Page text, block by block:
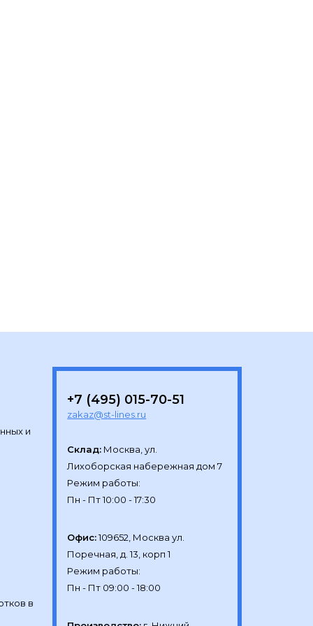
и
+7 (495) 015-70-51
zakaz@st-lines.ru
Склад: Москва, ул.
Лихоборская набережная дом 7
Режим работы:
Офис: 109652, Москва ул.
Поречная, д. 13, корп 1
Режим работы:
в